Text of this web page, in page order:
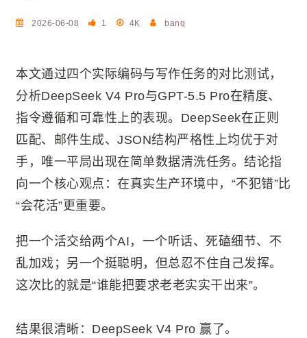
2026-06-08 1 4K banq
本文通过四个实际编码与写作任务的对比测试，
分析DeepSeek V4 Pro与GPT-5.5 Pro在精度、
指令遵循和可靠性上的表现。DeepSeek在正则
匹配、邮件生成、JSON结构严格性上均优于对
手，唯一平局出现在简单数据清洗任务。结论指
向一个核心观点：在真实生产环境中，“不犯错”比
“会花活”更重要。
把一个活交给两个AI，一个听话、死磕细节、不
乱加戏；另一个挺聪明，但总忍不住自己发挥。
这次比的就是“谁能把要求老老实实干出来”。
结果很清晰：DeepSeek V4 Pro 赢了。